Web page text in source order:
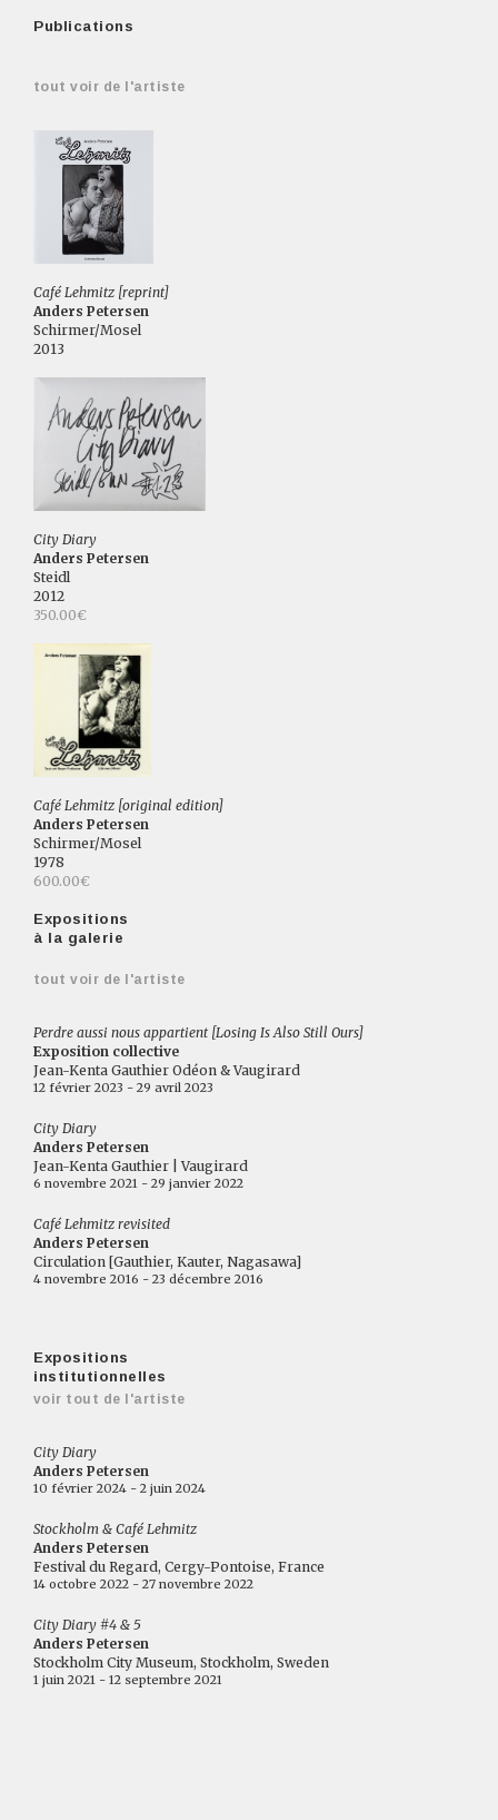
Publications
tout voir de l'artiste
Café Lehmitz [reprint]
Anders Petersen
Schirmer/Mosel
2013
City Diary
Anders Petersen
Steidl
2012
350.00€
Café Lehmitz [original edition]
Anders Petersen
Schirmer/Mosel
1978
600.00€
Expositions
à la galerie
tout voir de l'artiste
Perdre aussi nous appartient [Losing Is Also Still Ours]
Exposition collective
Jean-Kenta Gauthier Odéon & Vaugirard
12 février 2023 - 29 avril 2023
City Diary
Anders Petersen
Jean-Kenta Gauthier | Vaugirard
6 novembre 2021 - 29 janvier 2022
Café Lehmitz revisited
Anders Petersen
Circulation [Gauthier, Kauter, Nagasawa]
4 novembre 2016 - 23 décembre 2016
Expositions
institutionnelles
voir tout de l'artiste
City Diary
Anders Petersen
10 février 2024 - 2 juin 2024
Stockholm & Café Lehmitz
Anders Petersen
Festival du Regard, Cergy-Pontoise, France
14 octobre 2022 - 27 novembre 2022
City Diary #4 & 5
Anders Petersen
Stockholm City Museum, Stockholm, Sweden
1 juin 2021 - 12 septembre 2021